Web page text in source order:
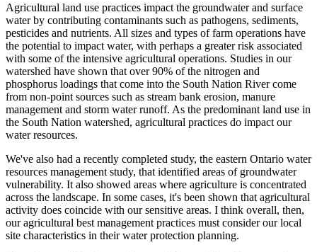
Agricultural land use practices impact the groundwater and surface
water by contributing contaminants such as pathogens, sediments,
pesticides and nutrients. All sizes and types of farm operations have
the potential to impact water, with perhaps a greater risk associated
with some of the intensive agricultural operations. Studies in our
watershed have shown that over 90% of the nitrogen and
phosphorus loadings that come into the South Nation River come
from non-point sources such as stream bank erosion, manure
management and storm water runoff. As the predominant land use in
the South Nation watershed, agricultural practices do impact our
water resources.
We've also had a recently completed study, the eastern Ontario water
resources management study, that identified areas of groundwater
vulnerability. It also showed areas where agriculture is concentrated
across the landscape. In some cases, it's been shown that agricultural
activity does coincide with our sensitive areas. I think overall, then,
our agricultural best management practices must consider our local
site characteristics in their water protection planning.